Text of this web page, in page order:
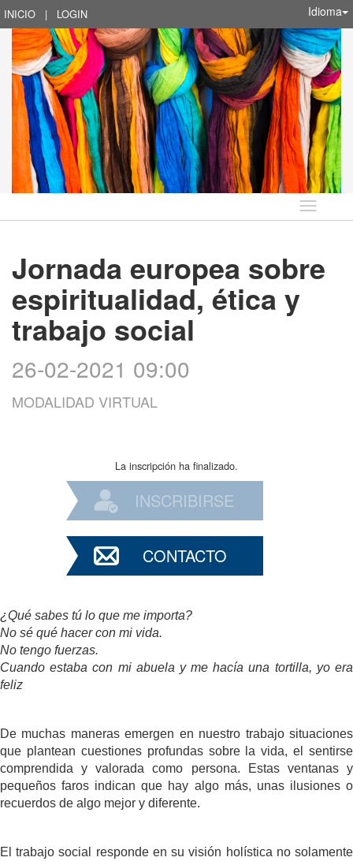
INICIO | LOGIN Idioma
Idioma
Jornada europea sobre
espiritualidad, ética y
trabajo social
26-02-2021 09:00
MODALIDAD VIRTUAL
La inscripción ha finalizado.
INSCRIBIRSE
CONTACTO
¿Qué sabes tú lo que me importa?
No sé qué hacer con mi vida.
No tengo fuerzas.
Cuando estaba con mi abuela y me hacía una tortilla, yo era
feliz
De muchas maneras emergen en nuestro trabajo situaciones
que plantean cuestiones profundas sobre la vida, el sentirse
comprendida y valorada como persona. Estas ventanas y
pequeños faros indican que hay algo más, unas ilusiones o
recuerdos de algo mejor y diferente.
El trabajo social responde en su visión holística no solamente